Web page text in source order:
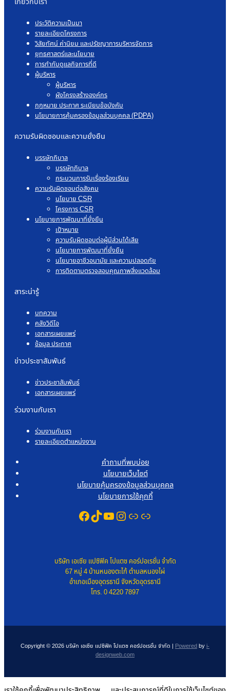
โพแทช
ต้อนรับ
คณะ
พนักงาน
รถไฟ
โอกาส
ศึกษา
งาน
เกี่ยวกับเรา
ประวัติความเป็นมา
รายละเอียดโครงการ
วิสัยทัศน์ ค่านิยม และปรัชญาการบริหารจัดการ
ยุทธศาสตร์และนโยบาย
การกำกับดูแลกิจการที่ดี
ผู้บริหาร
ผู้บริหาร
ผังโครงสร้างองค์กร
กฎหมาย ประกาศ ระเบียบข้อบังคับ
นโยบายการคุ้มครองข้อมูลส่วนบุคคล (PDPA)
ความรับผิดชอบและความยั่งยืน
บรรษัทภิบาล
บรรษัทภิบาล
กระบวนการรับเรื่องร้องเรียน
ความรับผิดชอบต่อสังคม
นโยบาย CSR
โครงการ CSR
นโยบายการพัฒนาที่ยั่งยืน
เป้าหมาย
ความรับผิดชอบต่อผู้มีส่วนได้เสีย
นโยบายการพัฒนาที่ยั่งยืน
นโยบายอาชีวอนามัย และความปลอดภัย
การติดตามตรวจสอบคุณภาพสิ่งแวดล้อม
สาระน่ารู้
บทความ
คลังวิดีโอ
เอกสารเผยแพร่
ข้อมูล ประกาศ
ข่าวประชาสัมพันธ์
ข่าวประชาสัมพันธ์
เอกสารเผยแพร่
ร่วมงานกับเรา
ร่วมงานกับเรา
รายละเอียดตำแหน่งงาน
คำถามที่พบบ่อย
นโยบายเว็บไซต์
นโยบายคุ้มครองข้อมูลส่วนบุคคล
นโยบายการใช้คุกกี้
Facebook
TikTok
YouTube
Instagram
Link
Link
บริษัท เอเซีย แปซิฟิค โปแตซ คอร์ปอเรชั่น จำกัด
67 หมู่ 4 บ้านหนองตะไก้ ตำบลหนองไผ่
อำเภอเมืองอุดรธานี จังหวัดอุดรธานี
โทร. 0 4220 7897
Copyright © 2026 บริษัท เอเซีย แปซิฟิค โปแตซ คอร์ปอเรชั่น จำกัด | Poweredbyi-
designweb.com